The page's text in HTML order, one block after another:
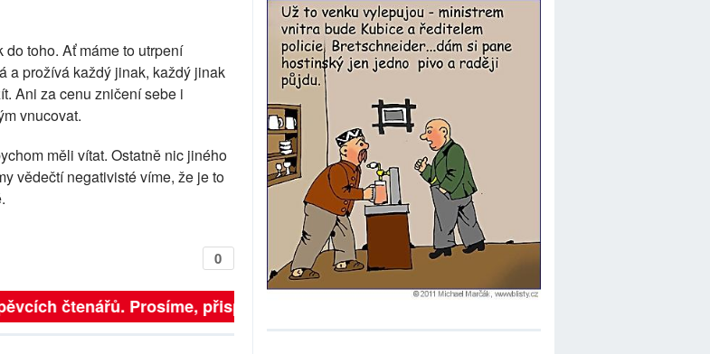
toho. Ať máme to utrpení
a prožívá každý jinak, každý jinak
Ani za cenu zničení sebe i
vnucovat.
měli vítat. Ostatně nic jiného
vědečtí negativisté víme, že je to
0
čtenářů. Prosíme, přispějte. ➥